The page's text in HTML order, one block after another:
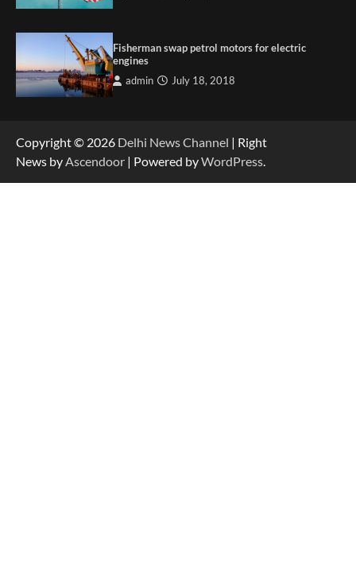
Fisherman swap petrol motors for electric
engines
admin July 18, 2018
Copyright © 2026 Delhi News Channel | Right
News byAscendoor | Powered byWordPress.